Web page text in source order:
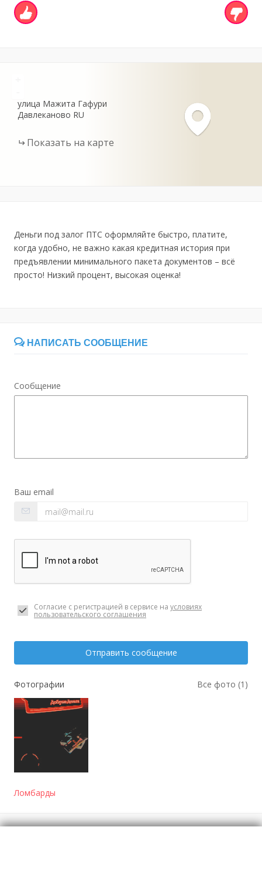
улица Мажита Гафури
Давлеканово RU
Показать на карте
Деньги под залог ПТС оформляйте быстро, платите,
когда удобно, не важно какая кредитная история при
предъявлении минимального пакета документов – всё
просто! Низкий процент, высокая оценка!
НАПИСАТЬ СООБЩЕНИЕ
Сообщение
Ваш email
Согласие с регистрацией в сервисе на условиях
пользовательского соглашения
Отправить сообщение
Фотографии Все фото (1)
Ломбарды